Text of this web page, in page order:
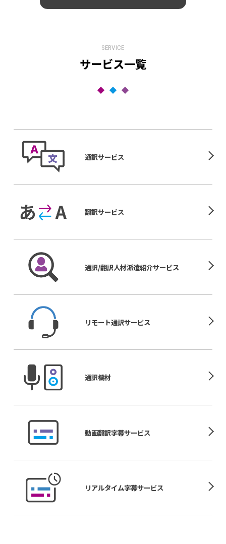
SERVICE
サービス一覧
通訳サービス
翻訳サービス
通訳/翻訳人材派遣紹介サービス
リモート通訳サービス
通訳機材
動画翻訳字幕サービス
リアルタイム字幕サービス